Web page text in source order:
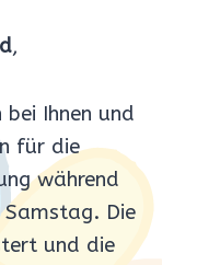
,
Ihnen und
für die
während
Die
und die